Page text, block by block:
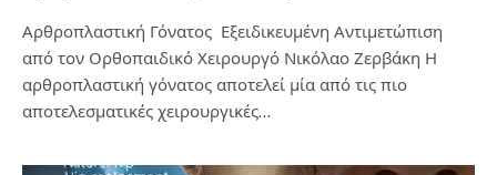
Αρθροπλαστική Γόνατος Εξειδικευμένη Αντιμετώπιση
από τον Ορθοπαιδικό Χειρουργό Νικόλαο Ζερβάκη Η
αρθροπλαστική γόνατος αποτελεί μία από τις πιο
αποτελεσματικές χειρουργικές…